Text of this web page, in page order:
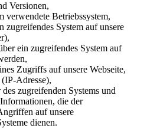
Versionen,
verwendete Betriebssystem,
zugreifendes System auf unsere
ein zugreifendes System auf
Zugriffs auf unsere Webseite,
Adresse),
zugreifenden Systems und
die der
auf unsere
dienen.